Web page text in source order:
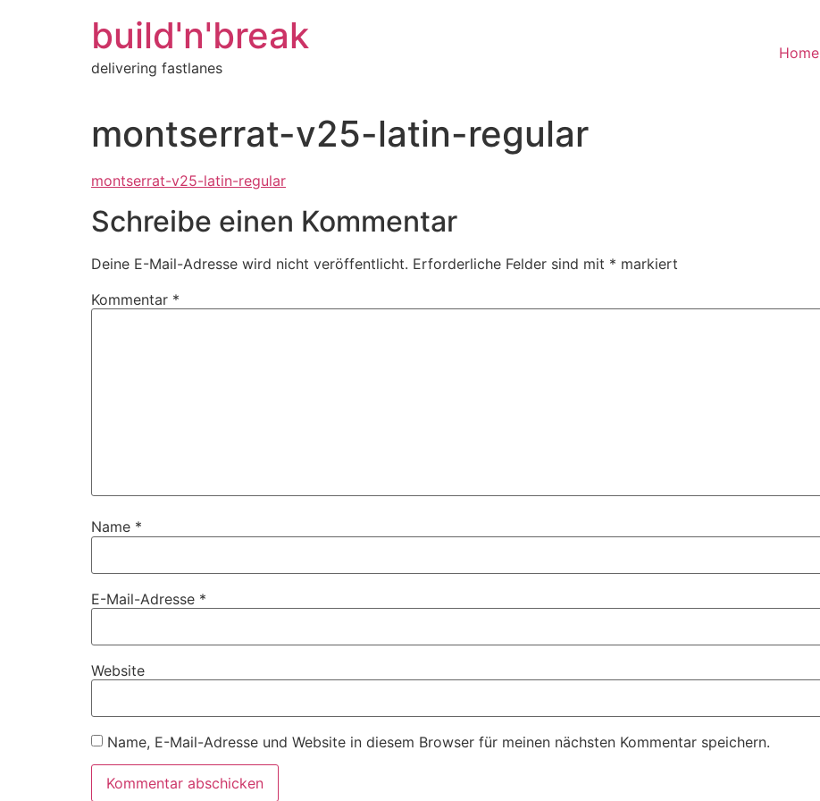
build'n'break
delivering fastlanes
Home
montserrat-v25-latin-regular
montserrat-v25-latin-regular
Schreibe einen Kommentar
Deine E-Mail-Adresse wird nicht veröffentlicht. Erforderliche Felder sind mit * markiert
Kommentar *
Name *
E-Mail-Adresse *
Website
Name, E-Mail-Adresse und Website in diesem Browser für meinen nächsten Kommentar speichern.